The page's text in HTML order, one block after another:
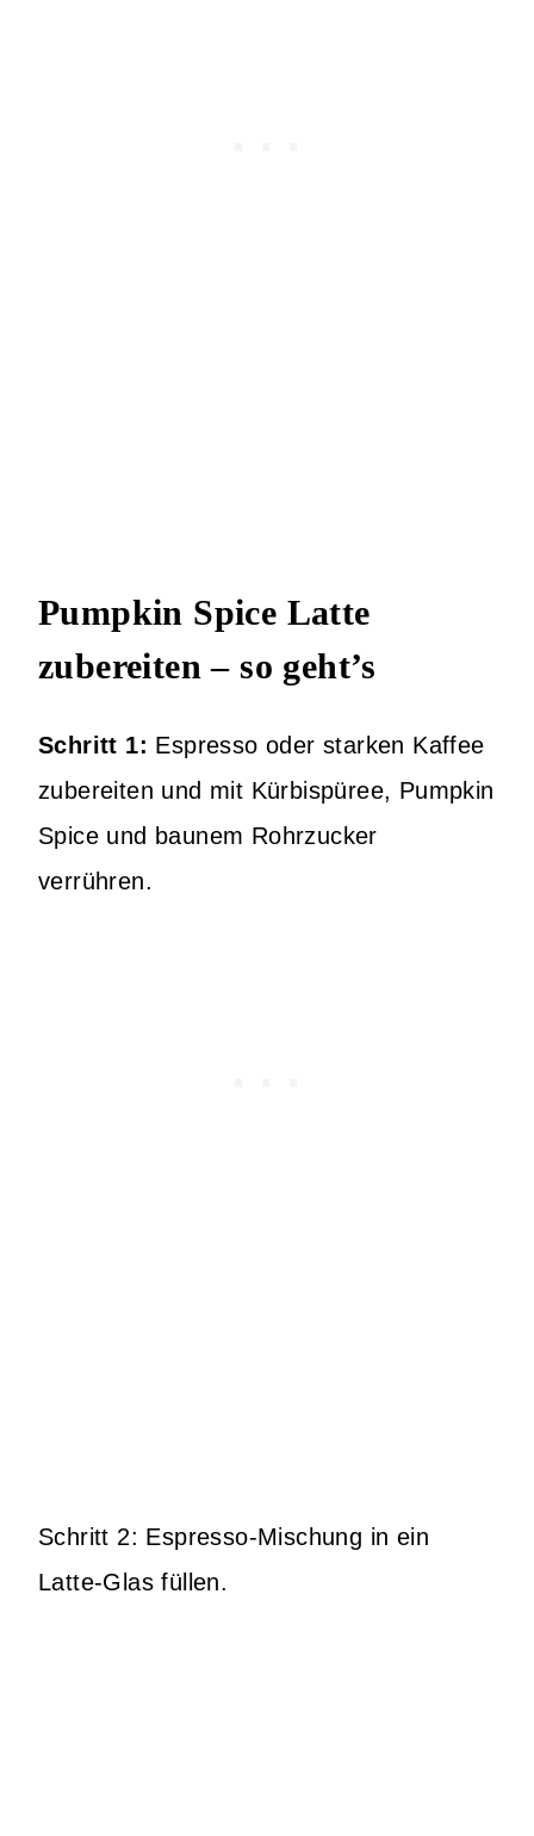
Pumpkin Spice Latte
zubereiten – so geht’s
Schritt 1: Espresso oder starken Kaffee
zubereiten und mit Kürbispüree, Pumpkin
Spice und baunem Rohrzucker
verrühren.
Schritt 2: Espresso-Mischung in ein
Latte-Glas füllen.